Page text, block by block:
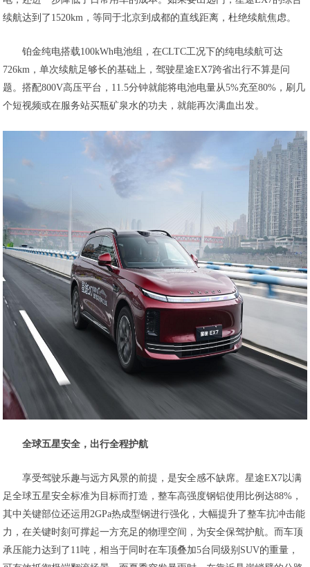
续航达到了1520km，等同于北京到成都的直线距离，杜绝续航焦虑。
铂金纯电搭载100kWh电池组，在CLTC工况下的纯电续航可达
726km，单次续航足够长的基础上，驾驶星途EX7跨省出行不算是问
题。搭配800V高压平台，11.5分钟就能将电池电量从5%充至80%，刷几
个短视频或在服务站买瓶矿泉水的功夫，就能再次满血出发。
全球五星安全，出行全程护航
享受驾驶乐趣与远方风景的前提，是安全感不缺席。星途EX7以满
足全球五星安全标准为目标而打造，整车高强度钢铝使用比例达88%，
其中关键部位还运用2GPa热成型钢进行强化，大幅提升了整车抗冲击能
力，在关键时刻可撑起一方充足的物理空间，为安全保驾护航。而车顶
承压能力达到了11吨，相当于同时在车顶叠加5台同级别SUV的重量，